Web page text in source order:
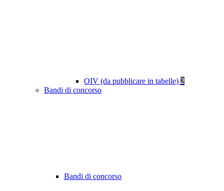
OIV (da pubblicare in tabelle) 2
Bandi di concorso
Bandi di concorso